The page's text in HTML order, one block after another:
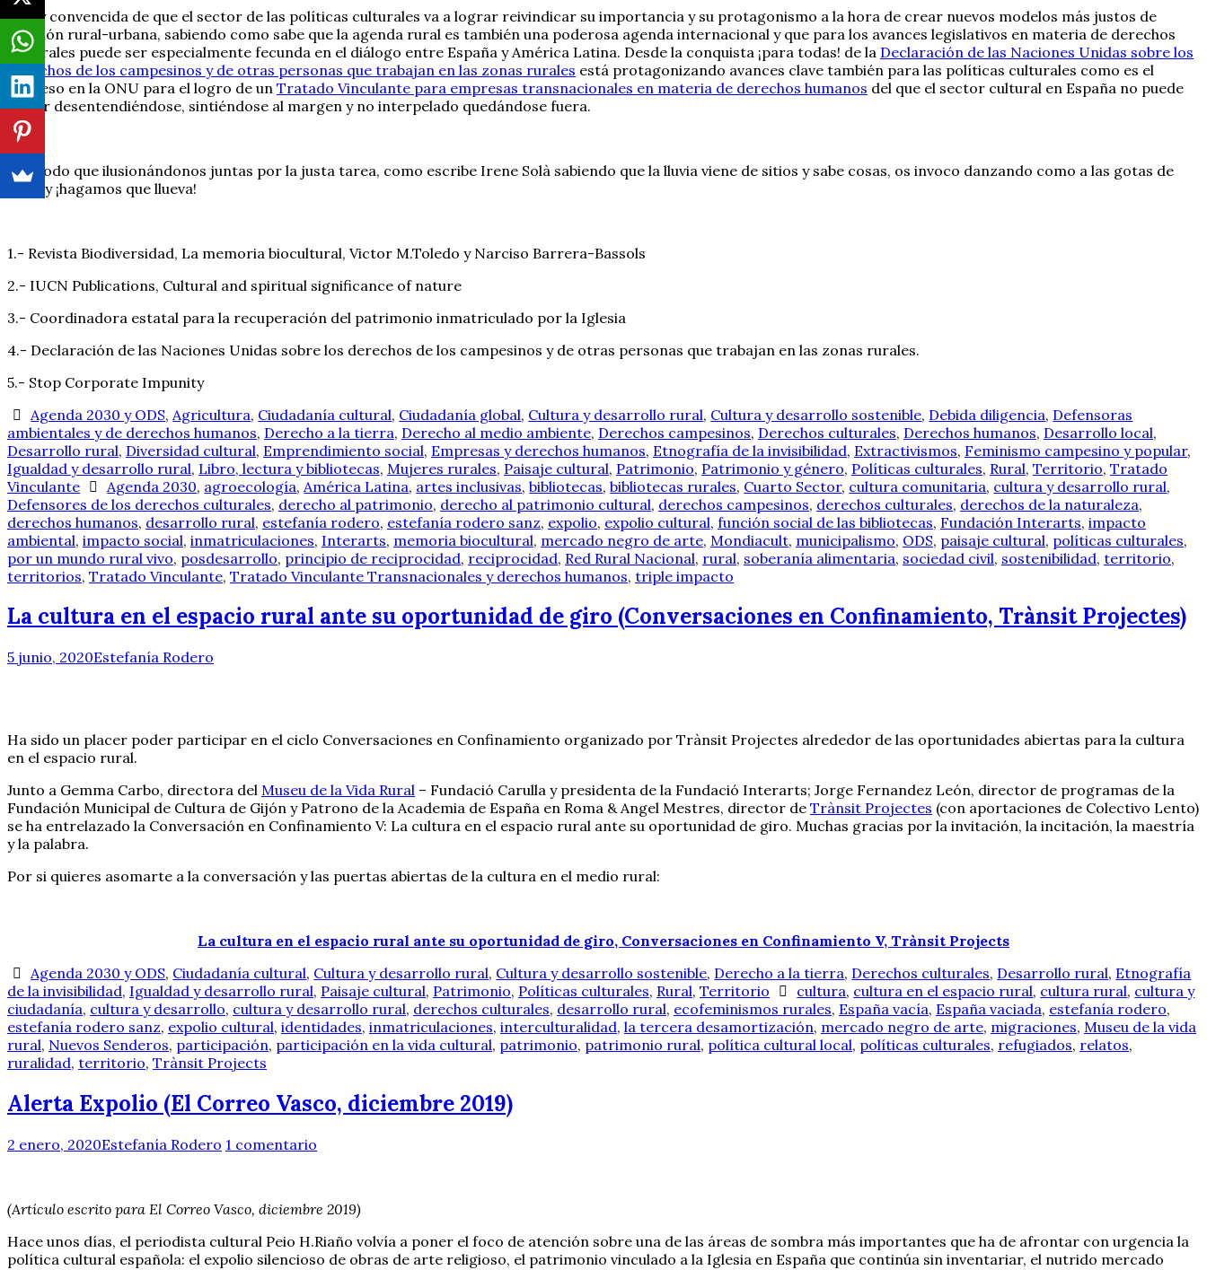
Estoy convencida de que el sector de las políticas culturales va a lograr reivindicar su importancia y su protagonismo a la hora de crear nuevos modelos más justos de
relación rural-urbana, sabiendo como sabe que la agenda rural es también una poderosa agenda internacional y que para los avances legislativos en materia de derechos
culturales puede ser especialmente fecunda en el diálogo entre España y América Latina. Desde la conquista ¡para todas! de la Declaración de las Naciones Unidas sobre los
derechos de los campesinos y de otras personas que trabajan en las zonas rurales está protagonizando avances clave también para las políticas culturales como es el
proceso en la ONU para el logro de un Tratado Vinculante para empresas transnacionales en materia de derechos humanos del que el sector cultural en España no puede
seguir desentendiéndose, sintiéndose al margen y no interpelado quedándose fuera.
De modo que ilusionándonos juntas por la justa tarea, como escribe Irene Solà sabiendo que la lluvia viene de sitios y sabe cosas, os invoco danzando como a las gotas de
lluvia y ¡hagamos que llueva!
1.- Revista Biodiversidad, La memoria biocultural, Victor M.Toledo y Narciso Barrera-Bassols
2.- IUCN Publications, Cultural and spiritual significance of nature
3.- Coordinadora estatal para la recuperación del patrimonio inmatriculado por la Iglesia
4.- Declaración de las Naciones Unidas sobre los derechos de los campesinos y de otras personas que trabajan en las zonas rurales.
5.- Stop Corporate Impunity
Agenda 2030 y ODS, Agricultura, Ciudadanía cultural, Ciudadanía global, Cultura y desarrollo rural, Cultura y desarrollo sostenible, Debida diligencia, Defensoras
ambientales y de derechos humanos, Derecho a la tierra, Derecho al medio ambiente, Derechos campesinos, Derechos culturales, Derechos humanos, Desarrollo local,
Desarrollo rural, Diversidad cultural, Emprendimiento social, Empresas y derechos humanos, Etnografía de la invisibilidad, Extractivismos, Feminismo campesino y popular,
Igualdad y desarrollo rural, Libro, lectura y bibliotecas, Mujeres rurales, Paisaje cultural, Patrimonio, Patrimonio y género, Políticas culturales, Rural, Territorio, Tratado
Vinculante
Agenda 2030, agroecología, América Latina, artes inclusivas,bibliotecas,bibliotecas rurales, Cuarto Sector, cultura comunitaria, cultura y desarrollo rural,
Defensores de los derechos culturales, derecho al patrimonio, derecho al patrimonio cultural, derechos campesinos, derechos culturales, derechos de la naturaleza,
derechos humanos, desarrollo rural, estefanía rodero, estefanía rodero sanz, expolio, expolio cultural, función social de las bibliotecas, Fundación Interarts, impacto
ambiental, impacto social, inmatriculaciones, Interarts, memoria biocultural, mercado negro de arte, Mondiacult, municipalismo, ODS, paisaje cultural, políticas culturales,
por un mundo rural vivo, posdesarrollo, principio de reciprocidad, reciprocidad, Red Rural Nacional, rural, soberanía alimentaria, sociedad civil, sostenibilidad, territorio,
territorios, Tratado Vinculante, Tratado Vinculante Transnacionales y derechos humanos, triple impacto
La cultura en el espacio rural ante su oportunidad de giro (Conversaciones en Confinamiento, Trànsit Projectes)
5 junio, 2020Estefanía Rodero
Ha sido un placer poder participar en el ciclo Conversaciones en Confinamiento organizado por Trànsit Projectes alrededor de las oportunidades abiertas para la cultura
en el espacio rural.
Junto a Gemma Carbo, directora del Museu de la Vida Rural – Fundació Carulla y presidenta de la Fundació Interarts; Jorge Fernandez León, director de programas de la
Fundación Municipal de Cultura de Gijón y Patrono de la Academia de España en Roma & Angel Mestres, director de Trànsit Projectes (con aportaciones de Colectivo Lento)
se ha entrelazado la Conversación en Confinamiento V: La cultura en el espacio rural ante su oportunidad de giro. Muchas gracias por la invitación, la incitación, la maestría
y la palabra.
Por si quieres asomarte a la conversación y las puertas abiertas de la cultura en el medio rural:
La cultura en el espacio rural ante su oportunidad de giro, Conversaciones en Confinamiento V, Trànsit Projects
Agenda 2030 y ODS, Ciudadanía cultural, Cultura y desarrollo rural, Cultura y desarrollo sostenible, Derecho a la tierra, Derechos culturales, Desarrollo rural, Etnografía
de la invisibilidad, Igualdad y desarrollo rural, Paisaje cultural, Patrimonio, Políticas culturales, Rural, Territorio cultura, cultura en el espacio rural, cultura rural, cultura y
ciudadanía, cultura y desarrollo, cultura y desarrollo rural, derechos culturales, desarrollo rural, ecofeminismos rurales, España vacía, España vaciada, estefanía rodero,
estefanía rodero sanz, expolio cultural, identidades, inmatriculaciones, interculturalidad, la tercera desamortización, mercado negro de arte, migraciones, Museu de la vida
rural, Nuevos Senderos, participación, participación en la vida cultural, patrimonio, patrimonio rural, política cultural local, políticas culturales, refugiados, relatos,
ruralidad, territorio, Trànsit Projects
Alerta Expolio (El Correo Vasco, diciembre 2019)
2 enero, 2020Estefanía Rodero 1 comentario
(Artículo escrito para El Correo Vasco, diciembre 2019)
Hace unos días, el periodista cultural Peio H.Riaño volvía a poner el foco de atención sobre una de las áreas de sombra más importantes que ha de afrontar con urgencia la
política cultural española: el expolio silencioso de obras de arte religioso, el patrimonio vinculado a la Iglesia en España que continúa sin inventariar, el nutrido mercado